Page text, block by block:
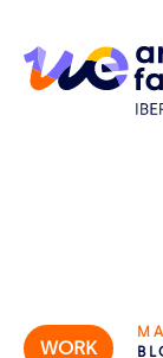
WORK